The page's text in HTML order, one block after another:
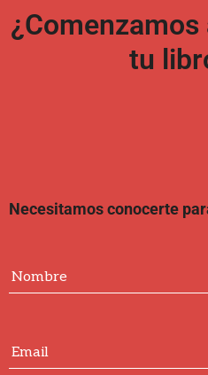
tu
Necesitamos conocerte